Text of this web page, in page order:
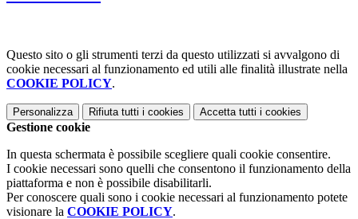
Questo sito o gli strumenti terzi da questo utilizzati si avvalgono di
cookie necessari al funzionamento ed utili alle finalità illustrate nella
COOKIE POLICY.
Personalizza Rifiuta tutti i cookies Accetta tutti i cookies
Gestione cookie
In questa schermata è possibile scegliere quali cookie consentire.
I cookie necessari sono quelli che consentono il funzionamento della
piattaforma e non è possibile disabilitarli.
Per conoscere quali sono i cookie necessari al funzionamento potete
visionare la COOKIE POLICY.